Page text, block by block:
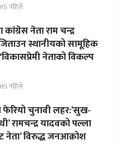
पहिले
कांग्रेस नेता राम चन्द्र
स्थानीयको सामूहिक
‘विकासप्रेमी नेताको विकल्प
पहिले
फेरियो चुनावी लहर:’सुख-
रामचन्द्र यादवको पल्ला
नेता’ विरुद्ध जनआक्रोश